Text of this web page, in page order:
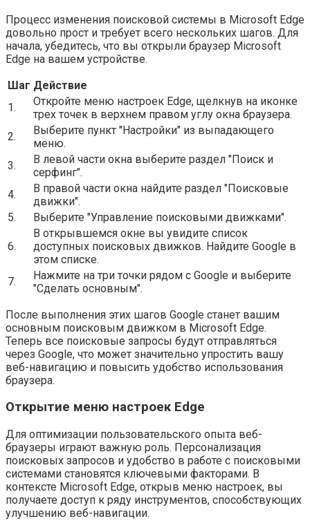
Процесс изменения поисковой системы в Microsoft Edge
довольно прост и требует всего нескольких шагов. Для
начала, убедитесь, что вы открыли браузер Microsoft
Edge на вашем устройстве.
Шаг Действие
1.
Откройте меню настроек Edge, щелкнув на иконке
трех точек в верхнем правом углу окна браузера.
2.
Выберите пункт "Настройки" из выпадающего
меню.
3.
В левой части окна выберите раздел "Поиск и
серфинг".
4.
В правой части окна найдите раздел "Поисковые
движки".
5.
Выберите "Управление поисковыми движками".
6.
В открывшемся окне вы увидите список
доступных поисковых движков. Найдите Google в
этом списке.
7.
Нажмите на три точки рядом с Google и выберите
"Сделать основным".
После выполнения этих шагов Google станет вашим
основным поисковым движком в Microsoft Edge.
Теперь все поисковые запросы будут отправляться
через Google, что может значительно упростить вашу
веб-навигацию и повысить удобство использования
браузера.
Открытие меню настроек Edge
Для оптимизации пользовательского опыта веб-
браузеры играют важную роль. Персонализация
поисковых запросов и удобство в работе с поисковыми
системами становятся ключевыми факторами. В
контексте Microsoft Edge, открыв меню настроек, вы
получаете доступ к ряду инструментов, способствующих
улучшению веб-навигации.